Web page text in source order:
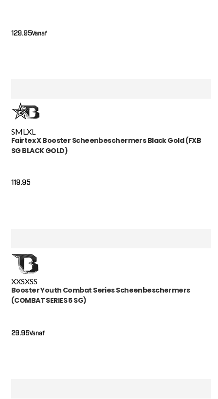
Vanaf
129.95
SMLXL
Fairtex X Booster Scheenbeschermers Black Gold (FXB
SG BLACK GOLD)
119.95
XXSXSS
Booster Youth Combat Series Scheenbeschermers
(COMBAT SERIES 5 SG)
Vanaf
29.95